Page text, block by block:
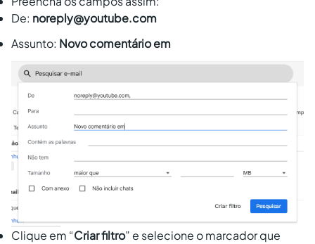
De: noreply@youtube.com
Assunto: Novo comentário em
Clique em “Criar filtro” e selecione o marcador que